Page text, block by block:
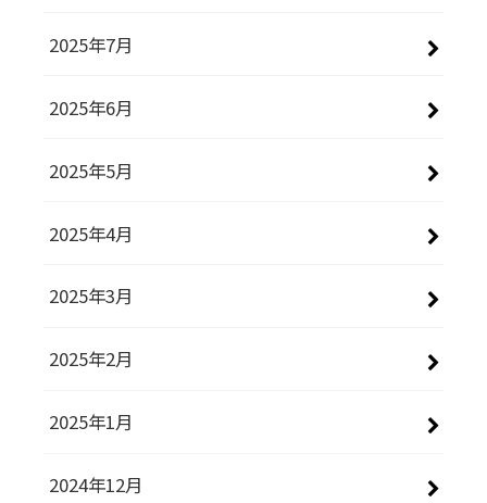
2025年7月
2025年6月
2025年5月
2025年4月
2025年3月
2025年2月
2025年1月
2024年12月